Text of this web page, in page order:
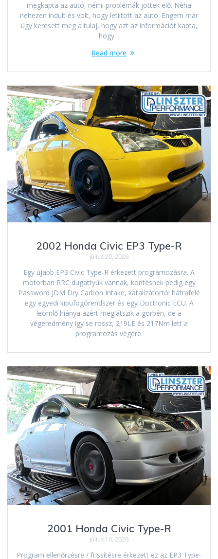
megkapta az autó, némi problémák jöttek elő. Néha
nehezen indult és volt, hogy letiltott az autó. Engem már
úgy keresett meg a tulaj, hogy azt az információt kapta,
hogy…
Read more
2002 Honda Civic EP3 Type-R
július 20, 2026
Egy újabb EP3 Civic Type-R érkezett programozásra. A
motorban RRC dugattyúk vannak, körítésnek pedig egy
Password JDM Dry Carbon Intake, katalizátortól hátrafelé
egy egyedi kipufogórendszer és egy Doctronic ECU. A
leömlő hiánya azért meglátszik a görbén, de a
végeredmény így se rossz, 219LE és 217Nm lett a
programozás végére.
2001 Honda Civic Type-R
július 16, 2026
Program ellenőrzésre / frissítésre érkezett ez az EP3 Type-